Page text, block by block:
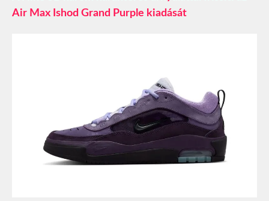
Air Max Ishod Grand Purple kiadását